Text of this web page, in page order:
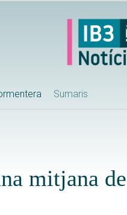
Sumaris
mitjana